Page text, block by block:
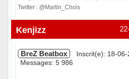
Twitter : @Martin_Chois
Hors ligne
Kenjizz
BreZ Beatbox
Inscrit(e): 18-06-
Messages: 5 986